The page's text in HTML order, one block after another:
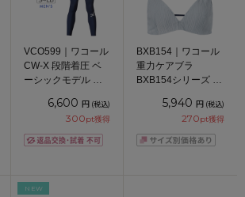
VCO599｜ワコール
CW-X 段階着圧 ベ
ーシックモデル ス
ズ S/M/L/LB
6,600 円 (税込)
300pt獲得
BXB154｜ワコール
重力ケアブラ
BXB154シリーズ ノ
ABCDEFカップ ア
65/70/75/80cm
5,940 円 (税込)
270pt獲得
NEW